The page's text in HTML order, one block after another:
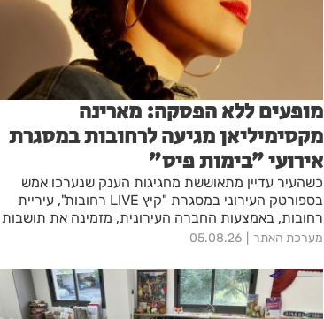
מופעים ללא הפסקה: מארינה
מקסימיליאן מגיעה לרחובות במסגרת
אירועי ״בימות פיס״
כשהעיר עדיין מתאוששת מחגיגות הענק שנערכו אמש
בספורטק העירוני במסגרת "קיץ LIVE רחובות", עיריית
רחובות, באמצעות החברה העירונית, מזמינה את תושבות
ותושבי העיר לערב מוזיקלי מיוחד עם מארינה מקסימיליאן -
מערכת האתר 05.08.26